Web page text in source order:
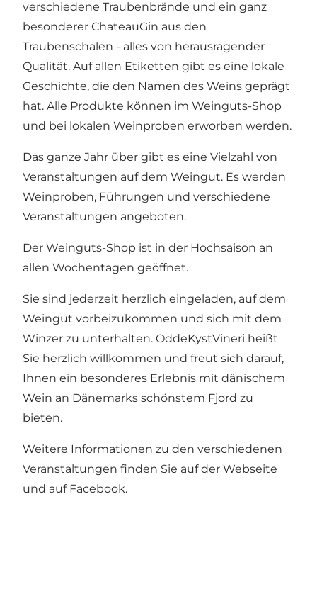
verschiedene Traubenbrände und ein ganz
besonderer ChateauGin aus den
Traubenschalen - alles von herausragender
Qualität. Auf allen Etiketten gibt es eine lokale
Geschichte, die den Namen des Weins geprägt
hat. Alle Produkte können im Weinguts-Shop
und bei lokalen Weinproben erworben werden.
Das ganze Jahr über gibt es eine Vielzahl von
Veranstaltungen auf dem Weingut. Es werden
Weinproben, Führungen und verschiedene
Veranstaltungen angeboten.
Der Weinguts-Shop ist in der Hochsaison an
allen Wochentagen geöffnet.
Sie sind jederzeit herzlich eingeladen, auf dem
Weingut vorbeizukommen und sich mit dem
Winzer zu unterhalten. OddeKystVineri heißt
Sie herzlich willkommen und freut sich darauf,
Ihnen ein besonderes Erlebnis mit dänischem
Wein an Dänemarks schönstem Fjord zu
bieten.
Weitere Informationen zu den verschiedenen
Veranstaltungen finden Sie auf der Webseite
und auf Facebook.